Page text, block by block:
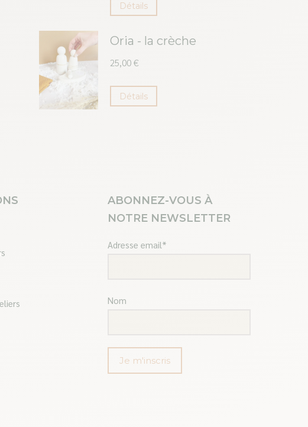
Détails
Oria - la crèche
25,00 €
Détails
ABONNEZ-VOUS À
NOTRE NEWSLETTER
Adresse email*
Nom